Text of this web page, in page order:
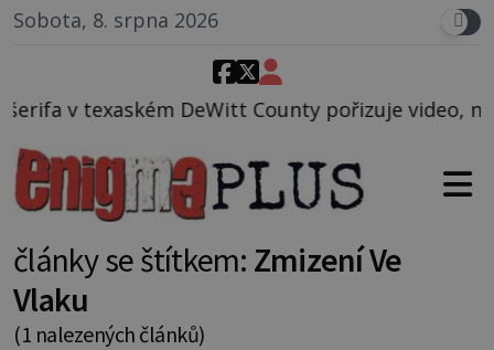
Sobota, 8. srpna 2026
DeWitt County pořizuje video, na kterém před
články se štítkem: Zmizení Ve
Vlaku
(1 nalezených článků)